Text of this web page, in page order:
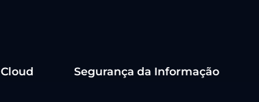
Cloud Segurança da Informação